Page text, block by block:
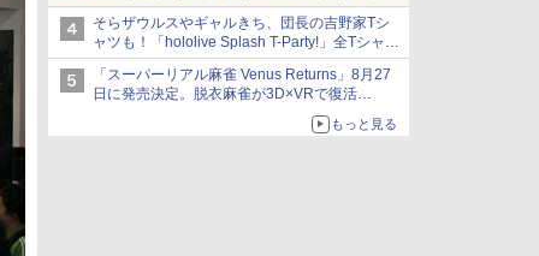
8月7日発売
「特製ガーリックマヨソース」を使用した超大
型チーズバーガー
そらザウルスやギャルきち、団長の吉野家Tシ
ャツも！「hololive Splash T-Party!」全Tシャツ
ラインナップ公開＆オンライン販売開始
「スーパーリアル麻雀 Venus Returns」8月27
日に発売決定。脱衣麻雀が3D×VRで復活
発売から2週間は20%オフになるセールが実施
もっと見る